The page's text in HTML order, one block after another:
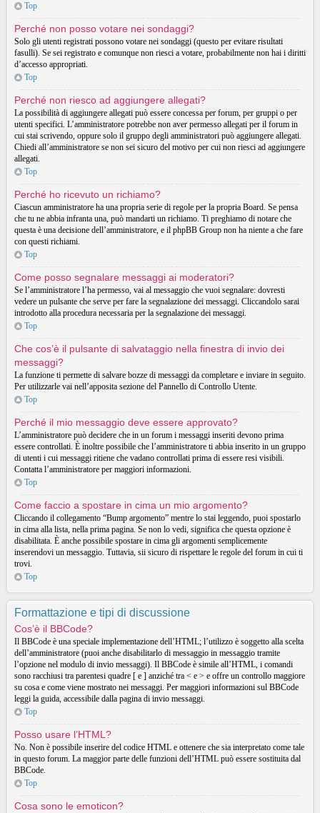
Top
Perché non posso votare nei sondaggi?
Solo gli utenti registrati possono votare nei sondaggi (questo per evitare risultati
fasulli). Se sei registrato e comunque non riesci a votare, probabilmente non hai i diritti
d’accesso appropriati.
Top
Perché non riesco ad aggiungere allegati?
La possibilità di aggiungere allegati può essere concessa per forum, per gruppi o per
utenti specifici. L’amministratore potrebbe non aver permesso allegati per il forum in
cui stai scrivendo, oppure solo il gruppo degli amministratori può aggiungere allegati.
Chiedi all’amministratore se non sei sicuro del motivo per cui non riesci ad aggiungere
allegati.
Top
Perché ho ricevuto un richiamo?
Ciascun amministratore ha una propria serie di regole per la propria Board. Se pensa
che tu ne abbia infranta una, può mandarti un richiamo. Ti preghiamo di notare che
questa è una decisione dell’amministratore, e il phpBB Group non ha niente a che fare
con questi richiami.
Top
Come posso segnalare messaggi ai moderatori?
Se l’amministratore l’ha permesso, vai al messaggio che vuoi segnalare: dovresti
vedere un pulsante che serve per fare la segnalazione dei messaggi. Cliccandolo sarai
introdotto alla procedura necessaria per la segnalazione dei messaggi.
Top
Che cos’è il pulsante di salvataggio nella finestra di invio dei
messaggi?
La funzione ti permette di salvare bozze di messaggi da completare e inviare in seguito.
Per utilizzarle vai nell’apposita sezione del Pannello di Controllo Utente.
Top
Perché il mio messaggio deve essere approvato?
L’amministratore può decidere che in un forum i messaggi inseriti devono prima
essere controllati. È inoltre possibile che l’amministratore ti abbia inserito in un gruppo
di utenti i cui messaggi ritiene che vadano controllati prima di essere resi visibili.
Contatta l’amministratore per maggiori informazioni.
Top
Come faccio a spostare in cima un mio argomento?
Cliccando il collegamento “Bump argomento” mentre lo stai leggendo, puoi spostarlo
in cima alla lista, nella prima pagina. Se non lo vedi, significa che questa opzione è
disabilitata. È anche possibile spostare in cima gli argomenti semplicemente
inserendovi un messaggio. Tuttavia, sii sicuro di rispettare le regole del forum in cui ti
trovi.
Top
Formattazione e tipi di discussione
Cos’è il BBCode?
Il BBCode è una speciale implementazione dell’HTML; l’utilizzo è soggetto alla scelta
dell’amministratore (puoi anche disabilitarlo di messaggio in messaggio tramite
l’opzione nel modulo di invio messaggi). Il BBCode è simile all’HTML, i comandi
sono racchiusi tra parentesi quadre [ e ] anziché tra < e > e offre un controllo maggiore
su cosa e come viene mostrato nei messaggi. Per maggiori informazioni sul BBCode
leggi la guida, accessibile dalla pagina di invio messaggi.
Top
Posso usare l’HTML?
No. Non è possibile inserire del codice HTML e ottenere che sia interpretato come tale
in questo forum. La maggior parte delle funzioni dell’HTML può essere sostituita dal
BBCode.
Top
Cosa sono le emoticon?